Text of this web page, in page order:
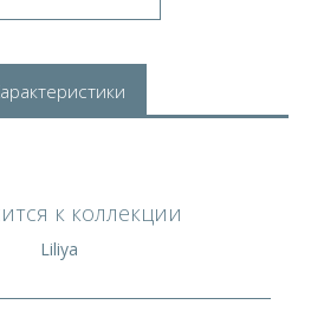
к коллекции
Liliya